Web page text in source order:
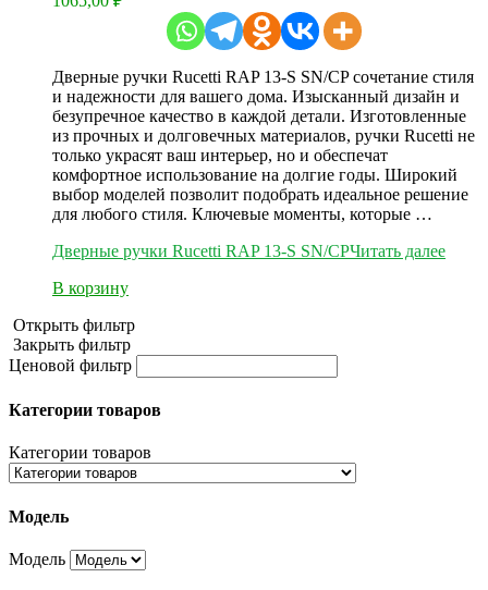
Дверные ручки Rucetti RAP 13-S SN/CP сочетание стиля
и надежности для вашего дома. Изысканный дизайн и
безупречное качество в каждой детали. Изготовленные
из прочных и долговечных материалов, ручки Rucetti не
только украсят ваш интерьер, но и обеспечат
комфортное использование на долгие годы. Широкий
выбор моделей позволит подобрать идеальное решение
для любого стиля. Ключевые моменты, которые …
Дверные ручки Rucetti RAP 13-S SN/CPЧитать далее
В корзину
Открыть фильтр
Закрыть фильтр
Ценовой фильтр
Категории товаров
Категории товаров
Модель
Модель